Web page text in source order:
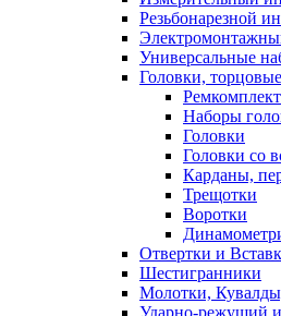
Резьбонарезной
Универсальные
Головки,
Наборы
Головки
Головки со
Карданы,
Трещотки
Воротки
Отвертки и
Шестигранники
Молотки,